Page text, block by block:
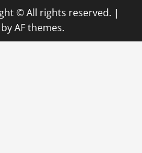
© All rights reserved. |
by AF themes.